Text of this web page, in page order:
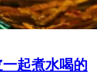
起煮水喝的